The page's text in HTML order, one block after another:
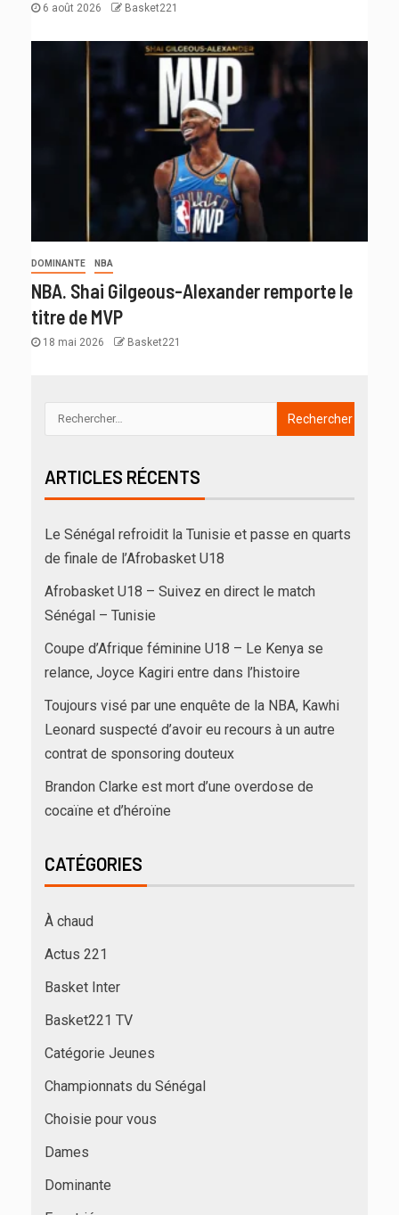
6 août 2026 Basket221
DOMINANTE NBA
NBA. Shai Gilgeous-Alexander remporte le
titre de MVP
18 mai 2026 Basket221
ARTICLES RÉCENTS
Le Sénégal refroidit la Tunisie et passe en quarts
de finale de l’Afrobasket U18
Afrobasket U18 – Suivez en direct le match
Sénégal – Tunisie
Coupe d’Afrique féminine U18 – Le Kenya se
relance, Joyce Kagiri entre dans l’histoire
Toujours visé par une enquête de la NBA, Kawhi
Leonard suspecté d’avoir eu recours à un autre
contrat de sponsoring douteux
Brandon Clarke est mort d’une overdose de
cocaïne et d’héroïne
CATÉGORIES
À chaud
Actus 221
Basket Inter
Basket221 TV
Catégorie Jeunes
Championnats du Sénégal
Choisie pour vous
Dames
Dominante